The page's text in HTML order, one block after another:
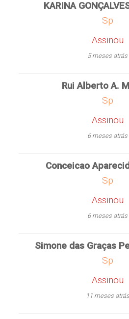
KARINA
Sp
Assinou
5 meses atrás
Rui Alberto A.
Sp
Assinou
6 meses atrás
Conceicao
Sp
Assinou
6 meses atrás
Simone das Graças
Sp
Assinou
11 meses atrás